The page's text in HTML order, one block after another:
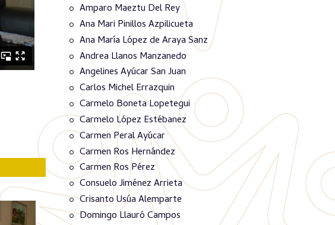
Amparo Maeztu Del Rey
Ana Mari Pinillos Azpilicueta
Ana María López de Araya Sanz
Andrea Llanos Manzanedo
Angelines Ayúcar San Juan
Carlos Michel Errazquin
Carmelo Boneta Lopetegui
Carmelo López Estébanez
Carmen Peral Ayúcar
Carmen Ros Hernández
Carmen Ros Pérez
Consuelo Jiménez Arrieta
Crisanto Usúa Alemparte
Domingo Llauró Campos